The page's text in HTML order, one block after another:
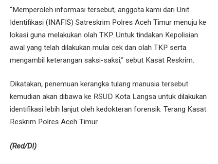
“Memperoleh informasi tersebut, anggota kami dari Unit
Identifikasi (INAFIS) Satreskrim Polres Aceh Timur menuju ke
lokasi guna melakukan olah TKP. Untuk tindakan Kepolisian
awal yang telah dilakukan mulai cek dan olah TKP serta
mengambil keterangan saksi-saksi,” sebut Kasat Reskrim.
Dikatakan, penemuan kerangka tulang manusia tersebut
kemudian akan dibawa ke RSUD Kota Langsa untuk dilakukan
identifikasi lebih lanjut oleh kedokteran forensik. Terang Kasat
Reskrim Polres Aceh Timur
(Red/Dl)